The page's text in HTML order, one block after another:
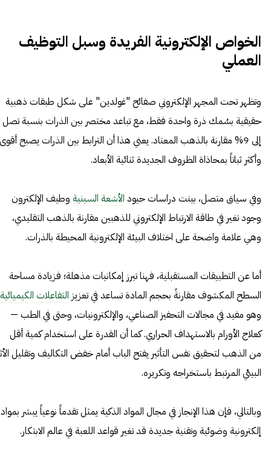
الخواص الإلكترونية الفريدة وسبل التوظيف
العملي
وتظهر تحت المجهر الإلكتروني صفائح "غولدين" على شكل طبقات ذهبية
حقيقية بسُمك ذرة واحدة فقط، مع تباعد مختصر بين الذرات بنسبة تصل
إلى 9% مقارنة بالذهب المعتاد. يعني هذا أن الترابط بين الذرات يصبح أقوى
وأكثر ثباتاً بمحاذاة الظروف الجديدة ثنائية الأبعاد.
وفي سياق متصل، بينت دراسات حيود الأشعة السينية وطيف الإلكترون
وجود تغير في طاقة الارتباط الإلكتروني للذهبين مقارنة بالذهب التقليدي،
وهي علامة واضحة على اختلاف البيئة الإلكترونية المحيطة بالذرات.
أما عن التطبيقات المستقبلية، فهنا تبرز إمكانيات مذهلة؛ فزيادة مساحة
السطح المكشوف مقارنةً بحجم المادة تساعد في تعزيز التفاعلات الكيميائية
وهو مفيد في مجالات التحفيز الصناعي، والإلكترونيات، وحتى في الطب —
كعلاج الأورام بالاستهداف الحراري. كما أن القدرة على استخدام كمية أقل
من الذهب لتحقيق نفس التأثير يفتح الباب أمام خفض التكاليف وتقليل
البيئي المرتبط باستخراجه وتكريره.
وبالتالي، فإن هذا الإنجاز في مجال المواد الذكية يمثل تقدماً نوعياً يبشر بمواد
إلكترونية وضوئية وتقنية جديدة قد تغير قواعد اللعبة في عالم الابتكار.